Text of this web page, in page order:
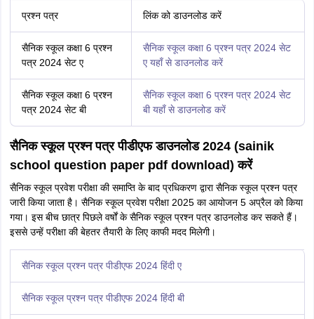
प्रश्न पत्र लिंक को डाउनलोड करें
सैनिक स्कूल कक्षा 6 प्रश्न
पत्र 2024 सेट ए
सैनिक स्कूल कक्षा 6 प्रश्न पत्र 2024 सेट
ए यहाँ से डाउनलोड करें
सैनिक स्कूल कक्षा 6 प्रश्न
पत्र 2024 सेट बी
सैनिक स्कूल कक्षा 6 प्रश्न पत्र 2024 सेट
बी यहाँ से डाउनलोड करें
सैनिक स्कूल प्रश्न पत्र पीडीएफ डाउनलोड 2024 (sainik
school question paper pdf download) करें
सैनिक स्कूल प्रवेश परीक्षा की समाप्ति के बाद प्रधिकरण द्वारा सैनिक स्कूल प्रश्न पत्र
जारी किया जाता है। सैनिक स्कूल प्रवेश परीक्षा 2025 का आयोजन 5 अप्रैल को किया
गया। इस बीच छात्र पिछले वर्षों के सैनिक स्कूल प्रश्न पत्र डाउनलोड कर सकते हैं।
इससे उन्हें परीक्षा की बेहतर तैयारी के लिए काफी मदद मिलेगी।
सैनिक स्कूल प्रश्न पत्र पीडीएफ 2024 हिंदी ए
सैनिक स्कूल प्रश्न पत्र पीडीएफ 2024 हिंदी बी